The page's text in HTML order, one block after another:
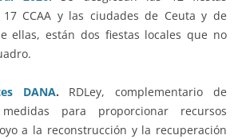
CCAA y las ciudades de Ceuta y de
ellas, están dos fiestas locales que no
DANA. RDLey, complementario de
para proporcionar recursos
a la reconstrucción y la recuperación